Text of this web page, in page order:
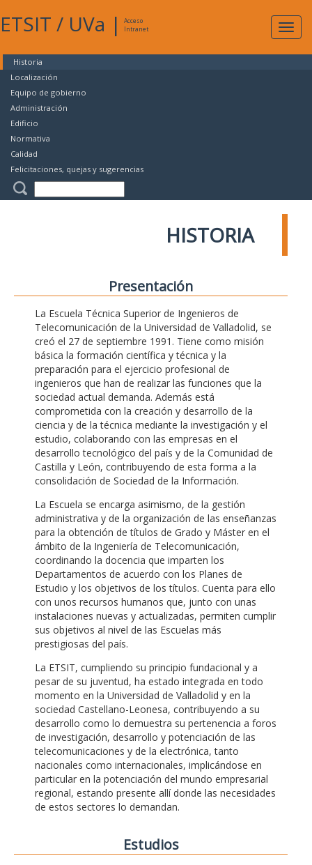
ETSIT / UVa |
Acceso
Intranet
Historia
Localización
Equipo de gobierno
Administración
Edificio
Normativa
Calidad
Felicitaciones, quejas y sugerencias
HISTORIA
Presentación
La Escuela Técnica Superior de Ingenieros de
Telecomunicación de la Universidad de Valladolid, se
creó el 27 de septiembre 1991. Tiene como misión
básica la formación científica y técnica y la
preparación para el ejercicio profesional de
ingenieros que han de realizar las funciones que la
sociedad actual demanda. Además está
comprometida con la creación y desarrollo de la
ciencia y de la técnica mediante la investigación y el
estudio, colaborando con las empresas en el
desarrollo tecnológico del país y de la Comunidad de
Castilla y León, contribuyendo de esta forma a la
consolidación de Sociedad de la Información.
La Escuela se encarga asimismo, de la gestión
administrativa y de la organización de las enseñanzas
para la obtención de títulos de Grado y Máster en el
ámbito de la Ingeniería de Telecomunicación,
coordinando la docencia que imparten los
Departamentos de acuerdo con los Planes de
Estudio y los objetivos de los títulos. Cuenta para ello
con unos recursos humanos que, junto con unas
instalaciones nuevas y actualizadas, permiten cumplir
sus objetivos al nivel de las Escuelas más
prestigiosas del país.
La ETSIT, cumpliendo su principio fundacional y a
pesar de su juventud, ha estado integrada en todo
momento en la Universidad de Valladolid y en la
sociedad Castellano-Leonesa, contribuyendo a su
desarrollo como lo demuestra su pertenencia a foros
de investigación, desarrollo y potenciación de las
telecomunicaciones y de la electrónica, tanto
nacionales como internacionales, implicándose en
particular en la potenciación del mundo empresarial
regional, estando presente allí donde las necesidades
de estos sectores lo demandan.
Estudios